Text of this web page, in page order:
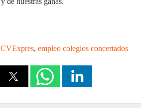
CVExpres, empleo colegios concertados